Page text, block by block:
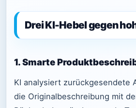
Drei KI-Hebel gegen
1. Smarte
KI analysiert zurückgesendete
die Originalbeschreibung mit